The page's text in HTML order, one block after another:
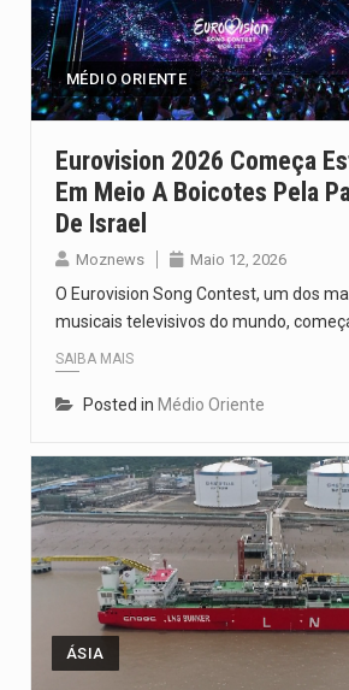
MÉDIO ORIENTE
Eurovision 2026 Começa
Em Meio A Boicotes Pela
De Israel
Moznews Maio 12, 2026
O Eurovision Song Contest, um dos
musicais televisivos do mundo,
SAIBA MAIS
Posted in Médio Oriente
ÁSIA